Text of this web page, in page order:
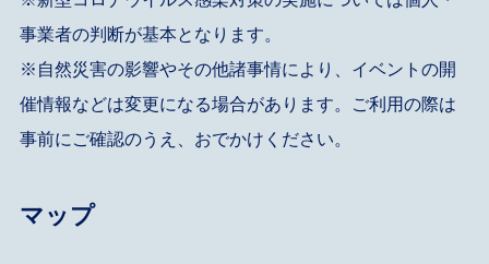
事業者の判断が基本となります。
※自然災害の影響やその他諸事情により、イベントの開
催情報などは変更になる場合があります。ご利用の際は
事前にご確認のうえ、おでかけください。
マップ